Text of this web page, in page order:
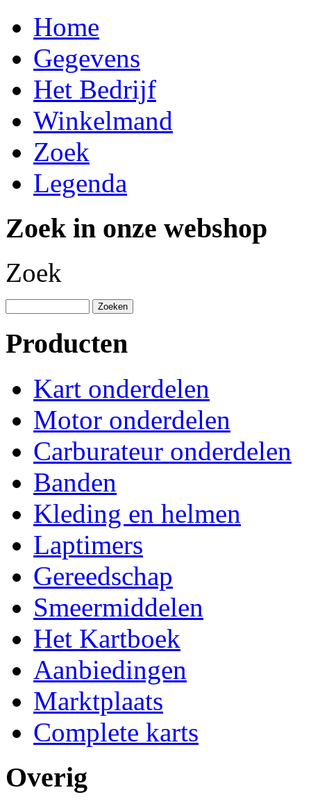
Home
Gegevens
Het Bedrijf
Winkelmand
Zoek
Legenda
Zoek in onze webshop
Zoek
Producten
Kart onderdelen
Motor onderdelen
Carburateur onderdelen
Banden
Kleding en helmen
Laptimers
Gereedschap
Smeermiddelen
Het Kartboek
Aanbiedingen
Marktplaats
Complete karts
Overig